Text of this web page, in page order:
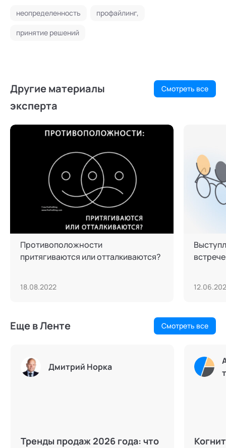
неопределенность профайлинг,
принятие решений
Другие материалы
эксперта
Смотреть все
Противоположности
притягиваются или отталкиваются?
18.08.2022
Еще в Ленте Смотреть все
Дмитрий Норка
Тренды продаж 2026 года: что